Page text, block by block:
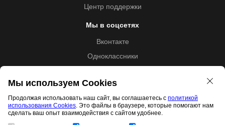
Центр поддержки
Мы в соцсетях
Вконтакте
Одноклассники
Образовательная лицензия №5257 от 09.09.2020 (Л035-
01253-67/00192487)
Мы используем Cookies
Продолжая использовать наш сайт, вы соглашаетесь с политикой
использования Cookies. Это файлы в браузере, которые помогают нам
сделать ваш опыт взаимодействия с сайтом удобнее.